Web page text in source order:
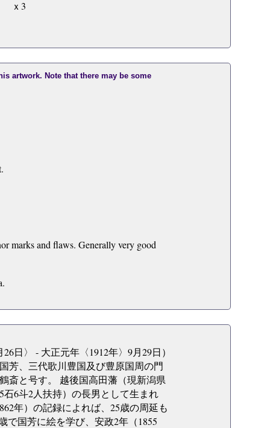
ｘ3
artwork. Note that there may be some
marks and flaws. Generally very good
日〉 - 大正元年〈1912年〉9月29日）
芳、三代歌川豊国及び豊原国周の門
斎と号す。 越後国高田藩（現新潟県
6斗2人扶持）の長男として生まれ
年）の記録によれば、25歳の周延も
で国芳に絵を学び、安政2年（1855